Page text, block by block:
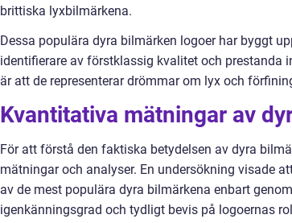
brittiska lyxbilmärkena.
Dessa populära dyra bilmärken logoer har byggt
identifierare av förstklassig kvalitet och prestanda
är att de representerar drömmar om lyx och
Kvantitativa mätningar av
För att förstå den faktiska betydelsen av dyra
mätningar och analyser. En undersökning visade
av de mest populära dyra bilmärkena enbart
igenkänningsgrad och tydligt bevis på logoernas